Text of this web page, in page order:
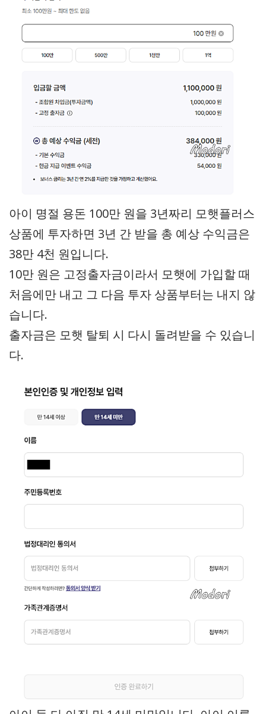
아이 명절 용돈 100만 원을 3년짜리 모햇플러스
상품에 투자하면 3년 간 받을 총 예상 수익금은
38만 4천 원입니다.
10만 원은 고정출자금이라서 모햇에 가입할 때
처음에만 내고 그 다음 투자 상품부터는 내지 않
습니다.
출자금은 모햇 탈퇴 시 다시 돌려받을 수 있습니
다.